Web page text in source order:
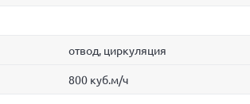
отвод, циркуляция
800 куб.м/ч